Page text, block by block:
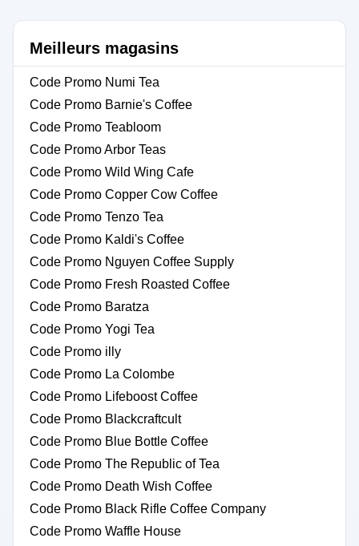
Meilleurs magasins
Code Promo Numi Tea
Code Promo Barnie's Coffee
Code Promo Teabloom
Code Promo Arbor Teas
Code Promo Wild Wing Cafe
Code Promo Copper Cow Coffee
Code Promo Tenzo Tea
Code Promo Kaldi's Coffee
Code Promo Nguyen Coffee Supply
Code Promo Fresh Roasted Coffee
Code Promo Baratza
Code Promo Yogi Tea
Code Promo illy
Code Promo La Colombe
Code Promo Lifeboost Coffee
Code Promo Blackcraftcult
Code Promo Blue Bottle Coffee
Code Promo The Republic of Tea
Code Promo Death Wish Coffee
Code Promo Black Rifle Coffee Company
Code Promo Waffle House